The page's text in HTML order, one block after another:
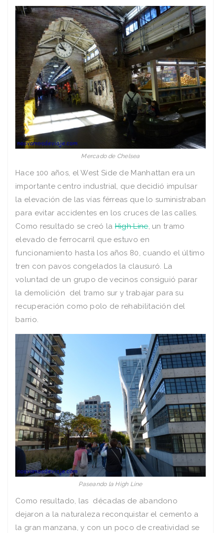
Mercado de Chelsea
Hace 100 años, el West Side de Manhattan era un
importante centro industrial, que decidió impulsar
la elevación de las vías férreas que lo suministraban
para evitar accidentes en los cruces de las calles.
Como resultado se creó laHigh Line, un tramo
elevado de ferrocarril que estuvo en
funcionamiento hasta los años 80, cuando el último
tren con pavos congelados la clausuró. La
voluntad de un grupo de vecinos consiguió parar
la demolición del tramo sur y trabajar para su
recuperación como polo de rehabilitación del
barrio.
Paseando la High Line
Como resultado, las décadas de abandono
dejaron a la naturaleza reconquistar el cemento a
la gran manzana, y con un poco de creatividad se